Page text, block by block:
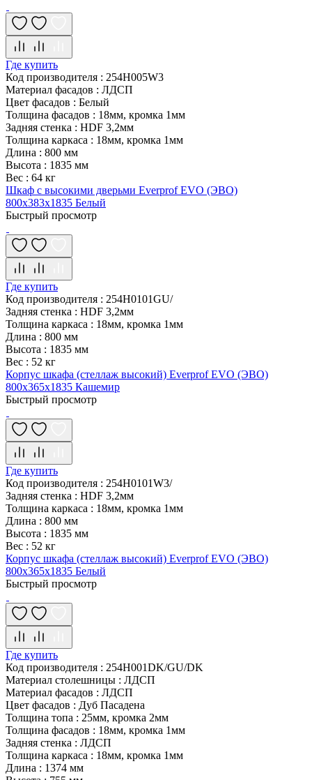
Где купить
Код производителя : 254H005W3
Материал фасадов : ЛДСП
Цвет фасадов : Белый
Толщина фасадов : 18мм, кромка 1мм
Задняя стенка : HDF 3,2мм
Толщина каркаса : 18мм, кромка 1мм
Длина : 800 мм
Высота : 1835 мм
Вес : 64 кг
Шкаф с высокими дверьми Everprof EVO (ЭВО)
800х383x1835 Белый
Быстрый просмотр
Где купить
Код производителя : 254H0101GU/
Задняя стенка : HDF 3,2мм
Толщина каркаса : 18мм, кромка 1мм
Длина : 800 мм
Высота : 1835 мм
Вес : 52 кг
Корпус шкафа (стеллаж высокий) Everprof EVO (ЭВО)
800х365х1835 Кашемир
Быстрый просмотр
Где купить
Код производителя : 254H0101W3/
Задняя стенка : HDF 3,2мм
Толщина каркаса : 18мм, кромка 1мм
Длина : 800 мм
Высота : 1835 мм
Вес : 52 кг
Корпус шкафа (стеллаж высокий) Everprof EVO (ЭВО)
800х365х1835 Белый
Быстрый просмотр
Где купить
Код производителя : 254H001DK/GU/DK
Материал столешницы : ЛДСП
Материал фасадов : ЛДСП
Цвет фасадов : Дуб Пасадена
Толщина топа : 25мм, кромка 2мм
Толщина фасадов : 18мм, кромка 1мм
Задняя стенка : ЛДСП
Толщина каркаса : 18мм, кромка 1мм
Длина : 1374 мм